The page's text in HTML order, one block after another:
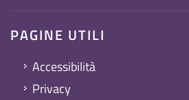
PAGINE UTILI
Accessibilità
Privacy